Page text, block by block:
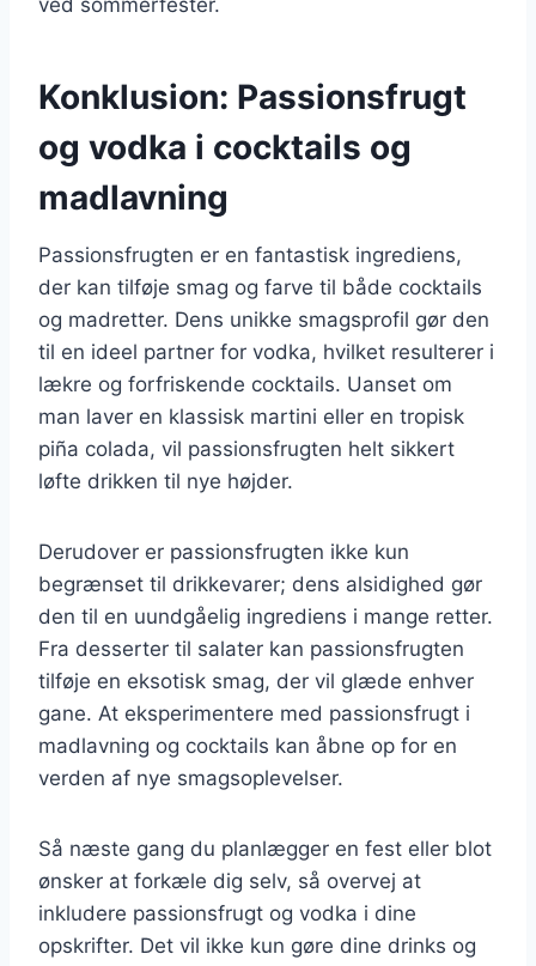
Konklusion: Passionsfrugt
og vodka i cocktails og
madlavning
Passionsfrugten er en fantastisk ingrediens,
der kan tilføje smag og farve til både cocktails
og madretter. Dens unikke smagsprofil gør den
til en ideel partner for vodka, hvilket resulterer i
lækre og forfriskende cocktails. Uanset om
man laver en klassisk martini eller en tropisk
piña colada, vil passionsfrugten helt sikkert
løfte drikken til nye højder.
Derudover er passionsfrugten ikke kun
begrænset til drikkevarer; dens alsidighed gør
den til en uundgåelig ingrediens i mange retter.
Fra desserter til salater kan passionsfrugten
tilføje en eksotisk smag, der vil glæde enhver
gane. At eksperimentere med passionsfrugt i
madlavning og cocktails kan åbne op for en
verden af nye smagsoplevelser.
Så næste gang du planlægger en fest eller blot
ønsker at forkæle dig selv, så overvej at
inkludere passionsfrugt og vodka i dine
opskrifter. Det vil ikke kun gøre dine drinks og